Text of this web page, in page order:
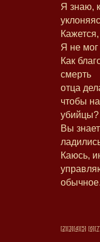
Я знаю,
Я не мог
Как
смерть
отца
чтобы
Вы
Каюсь,
[2] [3] [4] [5] [6]